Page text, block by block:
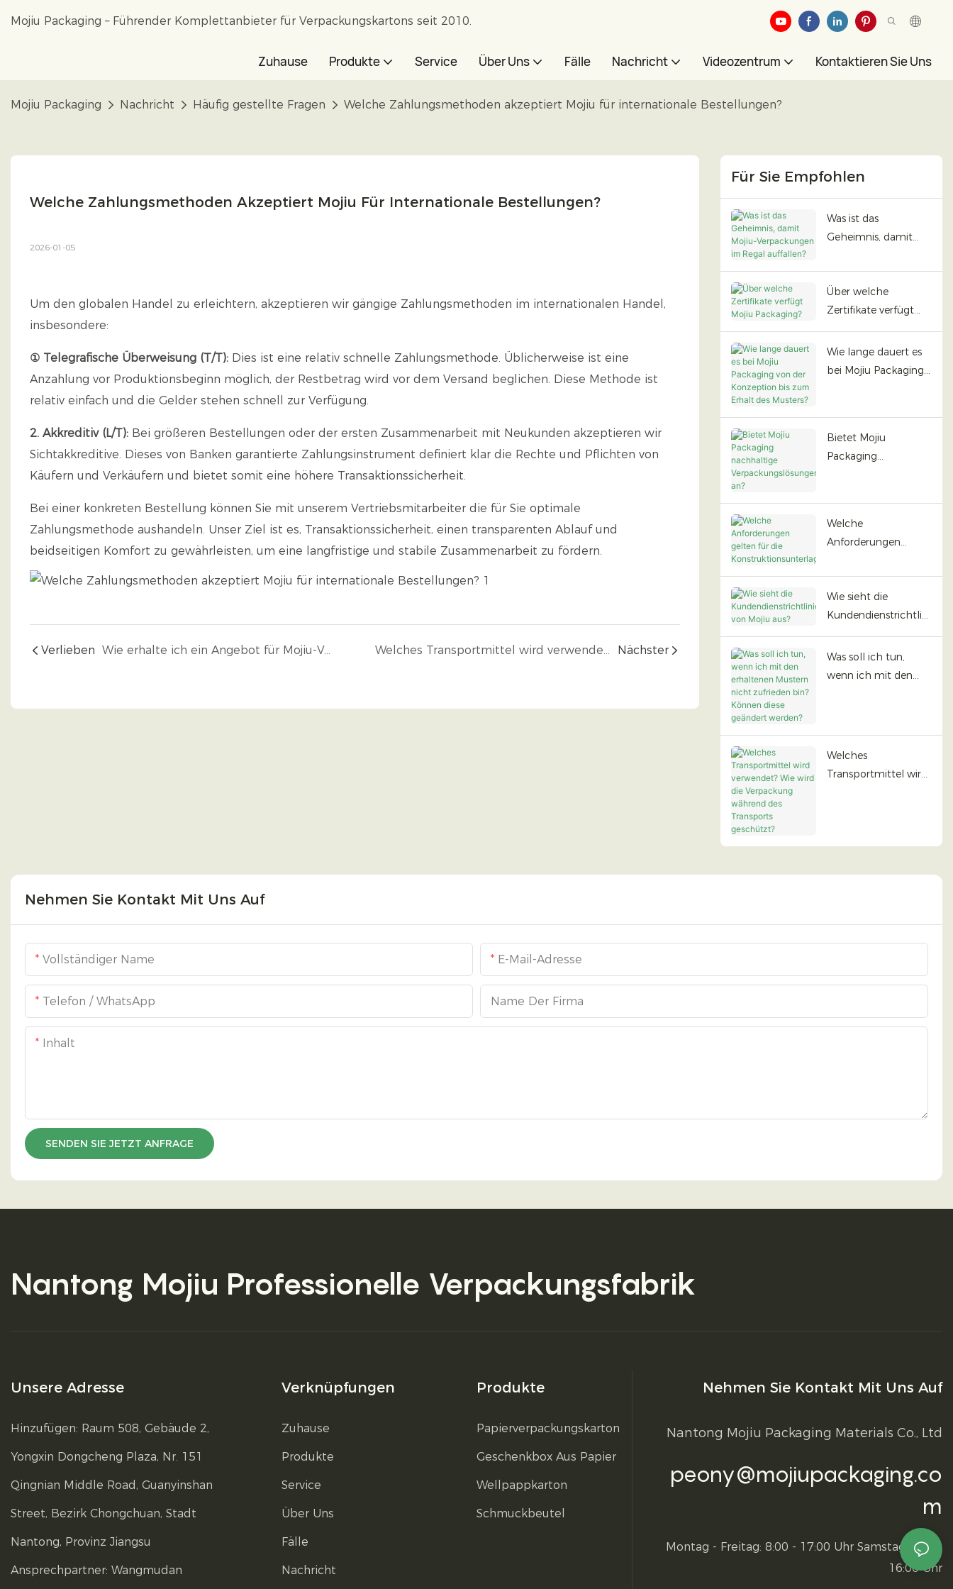
Mojiu Packaging – Führender Komplettanbieter für Verpackungskartons seit 2010.
Zuhause Produkte Service Über Uns Fälle Nachricht Videozentrum Kontaktieren Sie Uns
Mojiu Packaging Nachricht Häufig gestellte Fragen Welche Zahlungsmethoden akzeptiert Mojiu für internationale Bestellungen?
Welche Zahlungsmethoden Akzeptiert Mojiu Für Internationale Bestellungen?
2026-01-05
Um den globalen Handel zu erleichtern, akzeptieren wir gängige Zahlungsmethoden im internationalen Handel,
insbesondere:
① Telegrafische Überweisung (T/T):Dies ist eine relativ schnelle Zahlungsmethode. Üblicherweise ist eine
Anzahlung vor Produktionsbeginn möglich, der Restbetrag wird vor dem Versand beglichen. Diese Methode ist
relativ einfach und die Gelder stehen schnell zur Verfügung.
2. Akkreditiv (L/T):Bei größeren Bestellungen oder der ersten Zusammenarbeit mit Neukunden akzeptieren wir
Sichtakkreditive. Dieses von Banken garantierte Zahlungsinstrument definiert klar die Rechte und Pflichten von
Käufern und Verkäufern und bietet somit eine höhere Transaktionssicherheit.
Bei einer konkreten Bestellung können Sie mit unserem Vertriebsmitarbeiter die für Sie optimale
Zahlungsmethode aushandeln. Unser Ziel ist es, Transaktionssicherheit, einen transparenten Ablauf und
beidseitigen Komfort zu gewährleisten, um eine langfristige und stabile Zusammenarbeit zu fördern.
Verlieben Wie erhalte ich ein Angebot für Mojiu-Verpackungskartons? Welche Informationen werden benötigt? Nächster
Für Sie Empfohlen
Was ist das
Geheimnis, damit
im Regal auffallen?
Über welche
Zertifikate verfügt
Mojiu Packaging?
Wie lange dauert es
bei Mojiu Packaging
Bietet Mojiu
Packaging
Welche
Anforderungen
Konstruktionsunterla
gen?
Wie sieht die
Kundendienstrichtlini
e von Mojiu aus?
Was soll ich tun,
wenn ich mit den
geändert werden?
Welches
Transportmittel wird
Transports
Nehmen Sie Kontakt Mit Uns Auf
Vollständiger Name E-Mail-Adresse
Telefon / WhatsApp Name Der Firma
Inhalt
SENDEN SIE JETZT ANFRAGE
Nantong Mojiu Professionelle Verpackungsfabrik
Unsere Adresse
Hinzufügen: Raum 508, Gebäude 2,
Yongxin Dongcheng Plaza, Nr. 151
Qingnian Middle Road, Guanyinshan
Street, Bezirk Chongchuan, Stadt
Nantong, Provinz Jiangsu
Ansprechpartner: Wangmudan
Verknüpfungen
Zuhause
Produkte
Service
Über Uns
Fälle
Nachricht
Produkte
Papierverpackungskarton
Geschenkbox Aus Papier
Wellpappkarton
Schmuckbeutel
Nehmen Sie Kontakt Mit Uns Auf
Nantong Mojiu Packaging Materials Co., Ltd
peony@mojiupackaging.co
m
Montag - Freitag: 8:00 - 17:00 Uhr Samstag: 9:00 -
16:00 Uhr